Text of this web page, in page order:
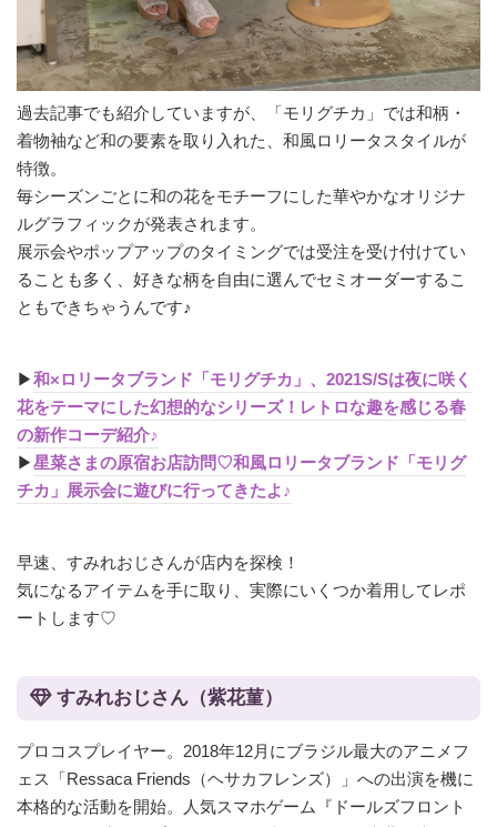
過去記事でも紹介していますが、「モリグチカ」では和柄・
着物袖など和の要素を取り入れた、和風ロリータスタイルが
特徴。
毎シーズンごとに和の花をモチーフにした華やかなオリジナ
ルグラフィックが発表されます。
展示会やポップアップのタイミングでは受注を受け付けてい
ることも多く、好きな柄を自由に選んでセミオーダーするこ
ともできちゃうんです♪
▶︎和×ロリータブランド「モリグチカ」、2021S/Sは夜に咲く
花をテーマにした幻想的なシリーズ！レトロな趣を感じる春
の新作コーデ紹介♪
▶︎星菜さまの原宿お店訪問♡和風ロリータブランド「モリグ
チカ」展示会に遊びに行ってきたよ♪
早速、すみれおじさんが店内を探検！
気になるアイテムを手に取り、実際にいくつか着用してレポ
ートします♡
すみれおじさん（紫花菫）
プロコスプレイヤー。2018年12月にブラジル最大のアニメフ
ェス「Ressaca Friends（ヘサカフレンズ）」への出演を機に
本格的な活動を開始。人気スマホゲーム『ドールズフロント